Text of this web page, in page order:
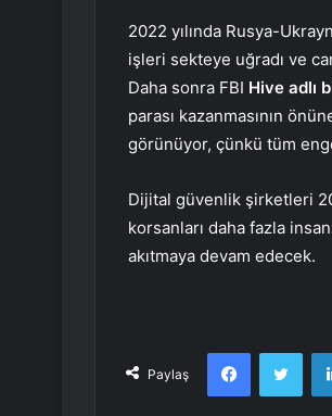
2022 yılında Rusya-
işleri sekteye uğradı ve
Daha sonra FBI Hive adlı
parası kazanmasının
görünüyor, çünkü tüm
Dijital güvenlik şirketleri
korsanları daha fazla
akıtmaya devam edecek.
Paylaş
Facebook